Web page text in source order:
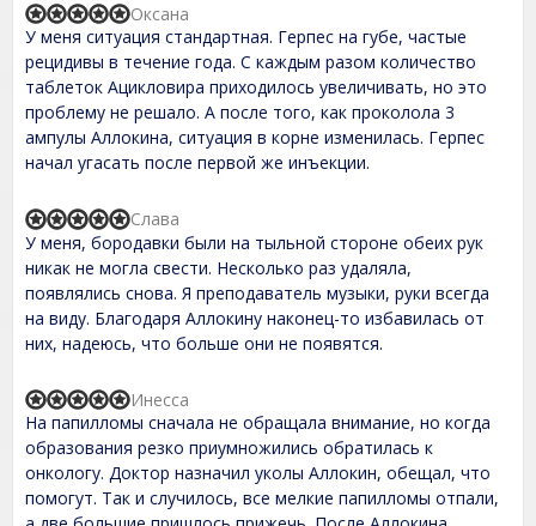
u
t
f
5
R
a
t
e
d
5
,
0
o
t
o
f
5
У меня ситуация стандартная. Герпес на губе, частые
рецидивы в течение года. С каждым разом количество
таблеток Ацикловира приходилось увеличивать, но это
проблему не решало. А после того, как проколола 3
ампулы Аллокина, ситуация в корне изменилась. Герпес
начал угасать после первой же инъекции.
Оксана
R
a
t
d
5
,
0
u
t
f
5
У меня, бородавки были на тыльной стороне обеих рук
никак не могла свести. Несколько раз удаляла,
появлялись снова. Я преподаватель музыки, руки всегда
на виду. Благодаря Аллокину наконец-то избавилась от
них, надеюсь, что больше они не появятся.
Слава
R
a
t
e
d
5
На папилломы сначала не обращала внимание, но когда
образования резко приумножились обратилась к
онкологу. Доктор назначил уколы Аллокин, обещал, что
помогут. Так и случилось, все мелкие папилломы отпали,
Инесса